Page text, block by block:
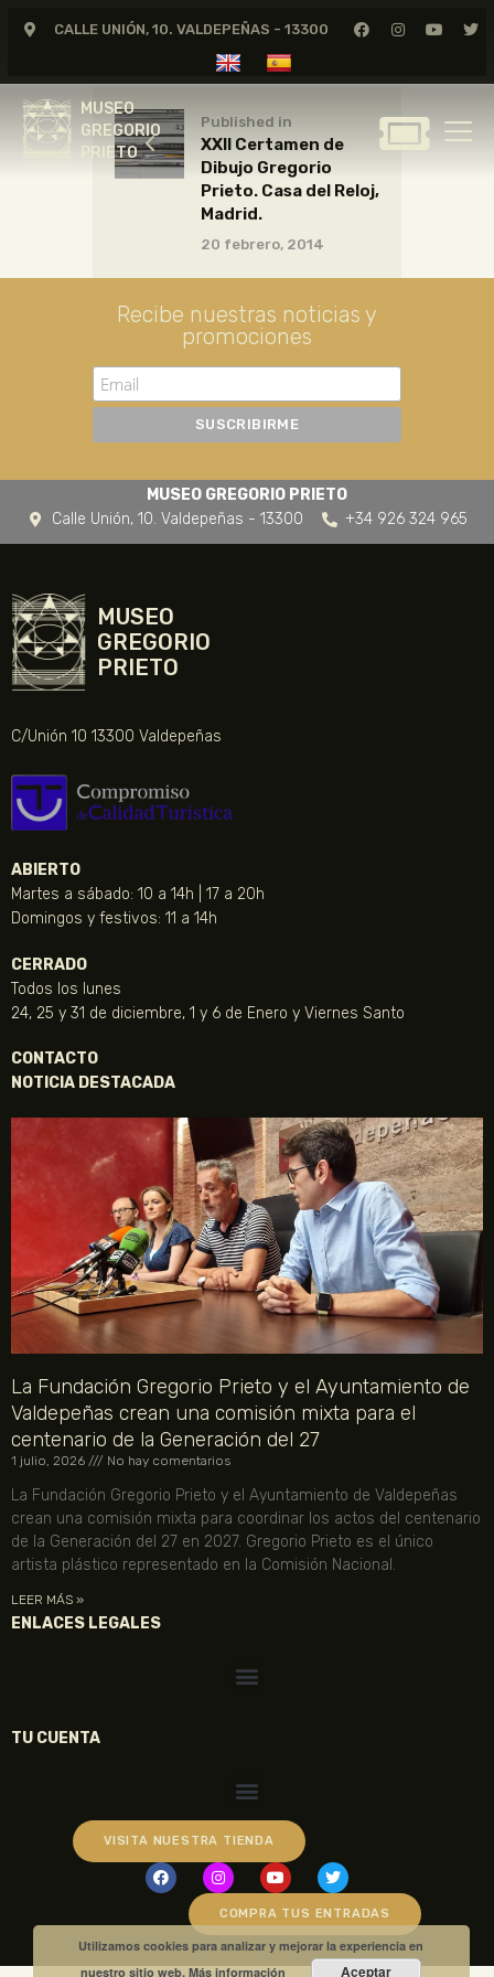
CALLE UNIÓN, 10. VALDEPEÑAS - 13300
MUSEO
GREGORIO
PRIETO
MUSEO
GREGORIO
GREGORIO PRIETO
CERTAMEN DE DIBUJO
FUNDACIÓN
NOTICIAS
Published in
XXII Certamen de
Dibujo Gregorio
Prieto. Casa del Reloj,
Madrid.
20 febrero, 2014
Recibe nuestras noticias y
promociones
MUSEO GREGORIO PRIETO
Calle Unión, 10. Valdepeñas - 13300
+34 926 324 965
MUSEO
GREGORIO
PRIETO
C/Unión 10 13300 Valdepeñas
ABIERTO
Martes a sábado: 10 a 14h | 17 a 20h
Domingos y festivos: 11 a 14h
CERRADO
Todos los lunes
24, 25 y 31 de diciembre, 1 y 6 de Enero y Viernes Santo
CONTACTO
NOTICIA DESTACADA
La Fundación Gregorio Prieto y el Ayuntamiento de
Valdepeñas crean una comisión mixta para el
centenario de la Generación del 27
1 julio, 2026 No hay comentarios
La Fundación Gregorio Prieto y el Ayuntamiento de Valdepeñas
crean una comisión mixta para coordinar los actos del centenario
de la Generación del 27 en 2027. Gregorio Prieto es el único
artista plástico representado en la Comisión Nacional.
LEER MÁS »
ENLACES LEGALES
TU CUENTA
VISITA NUESTRA TIENDA
COMPRA TUS ENTRADAS
Utilizamos cookies para analizar y mejorar la experiencia en
nuestro sitio web.Más información Aceptar